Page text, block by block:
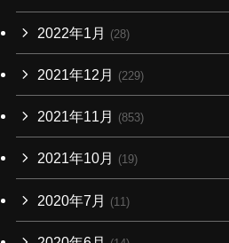
2022年1月 (28)
2021年12月 (229)
2021年11月 (853)
2021年10月 (19)
2020年7月 (11)